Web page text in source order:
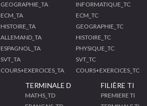
GEOGRAPHIE_TA
ECM_TA
HISTOIRE_TA
ALLEMAND_TA
ESPAGNOL_TA
SVT_TA
COURS+EXERCICES_TA
INFORMATIQUE_TC
ECM_TC
GEOGRAPHIE_TC
HISTOIRE_TC
PHYSIQUE_TC
SVT_TC
COURS+EXERCICES_TC
TERMINALE D
MATHS_TD
FILIÈRE TI
PREMIERE TI